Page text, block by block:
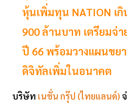
หุ้นเพิ่มทุน NATION เ
900 ล้านบาท เตรียมจ่
ปี 66 พร้อมวางแผนขย
ดิจิทัลเพิ่มในอนาคต
บริษัท เนชั่น กรุ๊ป (ไทยแลนด์)